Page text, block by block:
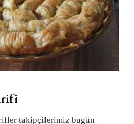
takipçilerimiz bugün